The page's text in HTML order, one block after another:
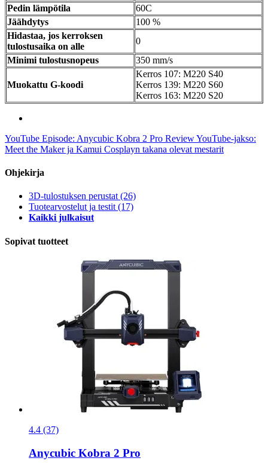
Pedin lämpötila
60C
Jäähdytys
100 %
Hidastaa, jos kerroksen
tulostusaika on alle
0
Minimi tulostusnopeus
350 mm/s
Muokattu G-koodi
Kerros 107: M220 S40
Kerros 139: M220 S60
Kerros 163: M220 S20
YouTube Episode: Anycubic Kobra 2 Pro ReviewYouTube-jakso:
Meet the Maker ja Kamui Cosplayn takana olevat mestarit
Ohjekirja
3D-tulostuksen perustat (26)
Tuotearvostelut ja testit (17)
Kaikki julkaisut
Sopivat tuotteet
4.4 (37)
Anycubic Kobra 2 Pro